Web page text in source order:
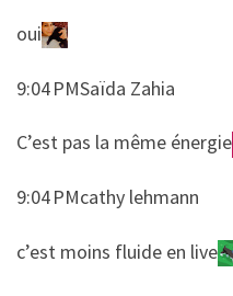
​​oui
9:04 PMSaïda Zahia
​​C’est pas la même énergie
9:04 PMcathy lehmann
​​c’est moins fluide en live